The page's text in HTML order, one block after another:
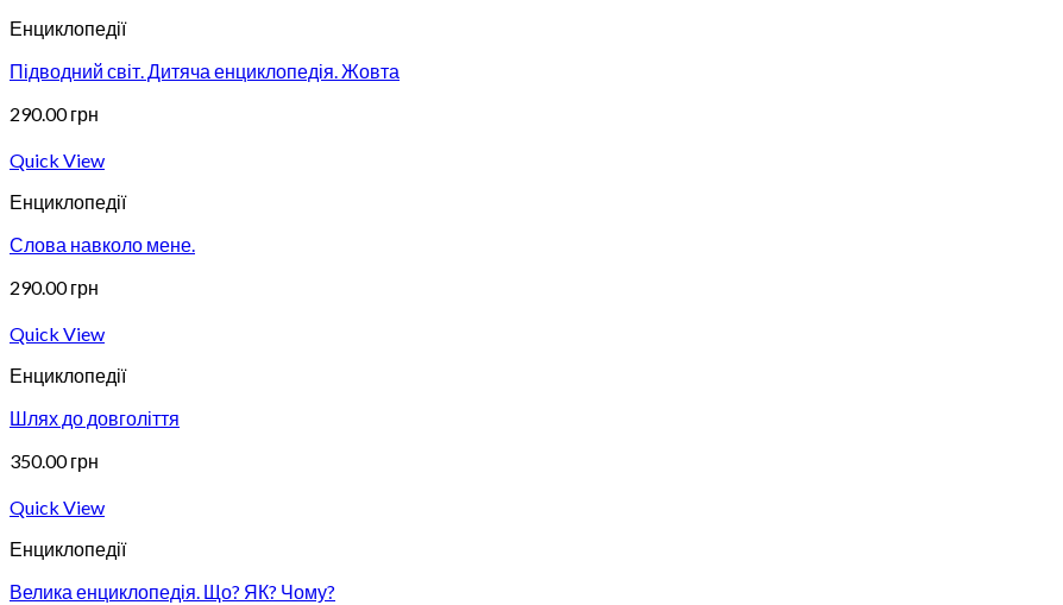
Енциклопедії
Підводний світ. Дитяча енциклопедія. Жовта
290.00грн
Quick View
Енциклопедії
Слова навколо мене.
290.00грн
Quick View
Енциклопедії
Шлях до довголіття
350.00грн
Quick View
Енциклопедії
Велика енциклопедія. Що? ЯК? Чому?